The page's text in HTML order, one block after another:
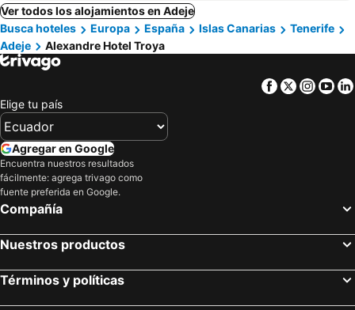
Ver todos los alojamientos en Adeje
Busca hoteles
Europa España Islas Canarias
Tenerife
Adeje
Alexandre Hotel Troya
Facebook
Twitter
Elige tu país
Agregar en Google
Encuentra nuestros resultados
fácilmente: agrega trivago como
fuente preferida en Google.
Compañía
Nuestros productos
Términos y políticas